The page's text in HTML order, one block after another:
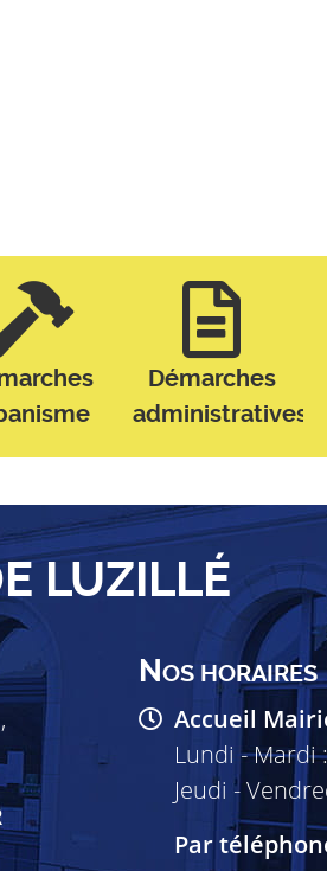
Démarches
administratives
LUZILLÉ
NOS HORAIRES
Accueil
Lundi - Mardi
Jeudi -
Par